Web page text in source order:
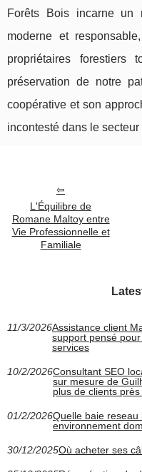
Forêts Bois incarne un
moderne et
propriétaires forestiers
préservation de notre
coopérative et son
incontesté dans le
L'Équilibre de
Romane Maltoy entre
Vie Professionnelle et
Familiale
11/3/2026Assistance client
support pensé
services
10/2/2026Consultant SEO
sur mesure de
plus de clients
01/2/2026Quelle baie reseau
environnement
30/12/2025Où acheter ses